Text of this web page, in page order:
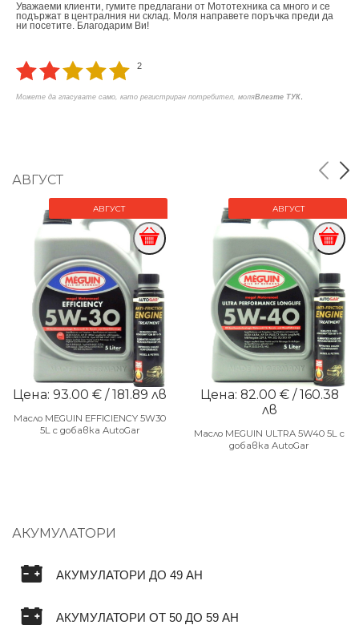
Уважаеми клиенти, гумите предлагани от Мототехника са много и се
подържат в централния ни склад. Моля направете поръчка преди да
ни посетите. Благодарим Ви!
2
Можете да гласувате само, като регистриран потребител, моляВлезте ТУК
АВГУСТ
АВГУСТ
Цена: 93.00 € / 181.89 лв
Масло MEGUIN EFFICIENCY 5W30
5L с добавка AutoGar
АВГУСТ
Цена: 82.00 € / 160.38
лв
Масло MEGUIN ULTRA 5W40 5L с
добавка AutoGar
АКУМУЛАТОРИ
АКУМУЛАТОРИ ДО 49 AH
АКУМУЛАТОРИ ОТ 50 ДО 59 AH